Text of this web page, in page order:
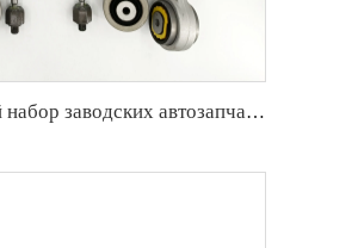
Высококачественный набор заводских автозапчастей, аналогичный комплекту шаровой опоры, рулевой тяги и рычага управления для Jaguar XF (X250) OE C2C18571 C2Z21489